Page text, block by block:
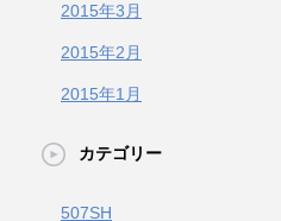
2015年3月
2015年2月
2015年1月
カテゴリー
507SH